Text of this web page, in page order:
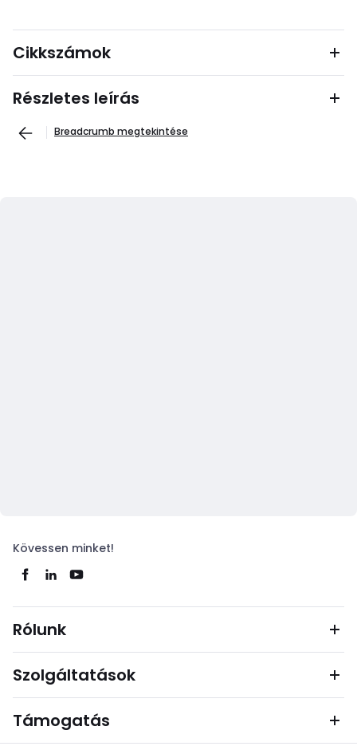
Cikkszámok
Részletes leírás
Breadcrumb megtekintése
Kövessen minket!
Rólunk
Szolgáltatások
Támogatás